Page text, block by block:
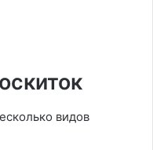
видов